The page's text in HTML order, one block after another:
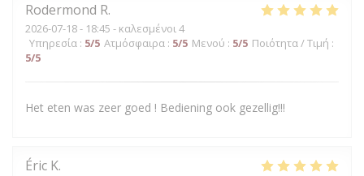
Rodermond R
2026-07-18- 18:45 - καλεσμένοι 4
Υπηρεσία : 5/5 Ατμόσφαιρα : 5/5 Μενού : 5/5 Ποιότητα / Τιμή :
5/5
Het eten was zeer goed ! Bediening ook gezellig!!!
Éric K